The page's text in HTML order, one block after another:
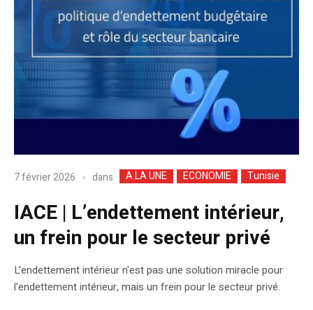
7 février 2026 dans A LA UNE ECONOMIE Tunisie
IACE | L’endettement intérieur,
un frein pour le secteur privé
L'endettement intérieur n'est pas une solution miracle pour
l'endettement intérieur, mais un frein pour le secteur privé.